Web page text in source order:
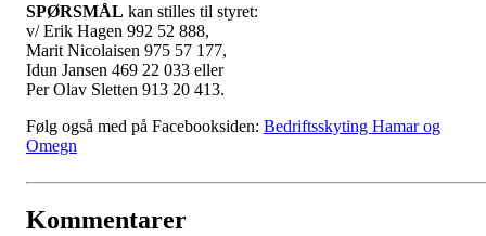
SPØRSMÅL kan stilles til styret:
v/ Erik Hagen 992 52 888,
Marit Nicolaisen 975 57 177,
Idun Jansen 469 22 033 eller
Per Olav Sletten 913 20 413.
Følg også med på Facebooksiden: Bedriftsskyting Hamar og
Omegn
Kommentarer